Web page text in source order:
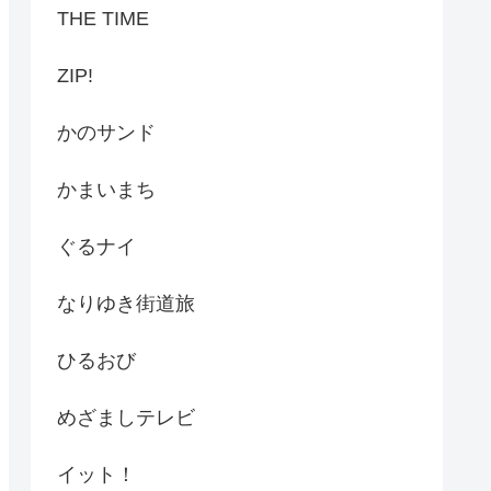
THE TIME
ZIP!
かのサンド
かまいまち
ぐるナイ
なりゆき街道旅
ひるおび
めざましテレビ
イット！